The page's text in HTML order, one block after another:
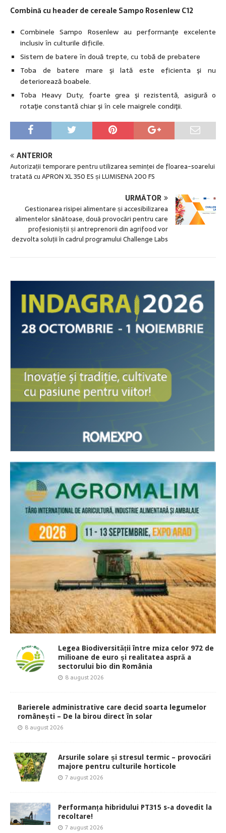
Combină cu header de cereale Sampo Rosenlew C12
Combinele Sampo Rosenlew au performanţe excelente
inclusiv ȋn culturile dificile.
Sistem de batere ȋn două trepte, cu tobă de prebatere
Toba de batere mare şi lată este eficienta şi nu
deteriorează boabele.
Toba Heavy Duty, foarte grea şi rezistentă, asigură o
rotaţie constantă chiar şi ȋn cele maigrele condiţii.
ANTERIOR
Autorizații temporare pentru utilizarea seminței de floarea-soarelui
tratată cu APRON XL 350 ES și LUMISENA 200 FS
URMĂTOR
Gestionarea risipei alimentare și accesibilizarea
alimentelor sănătoase, două provocări pentru care
profesioniștii și antreprenorii din agrifood vor
dezvolta soluții în cadrul programului Challenge Labs
Legea Biodiversității între miza celor 972 de
milioane de euro și realitatea aspră a
sectorului bio din România
8 august 2026
Barierele administrative care decid soarta legumelor
românești – De la birou direct în solar
8 august 2026
Arsurile solare și stresul termic – provocări
majore pentru culturile horticole
7 august 2026
Performanța hibridului PT315 s-a dovedit la
recoltare!
7 august 2026